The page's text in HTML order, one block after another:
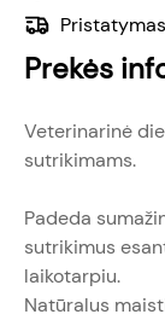
Prekės
Veterinarinė
sutrikimams.
Padeda
sutrikimus
laikotarpiu.
Natūralus